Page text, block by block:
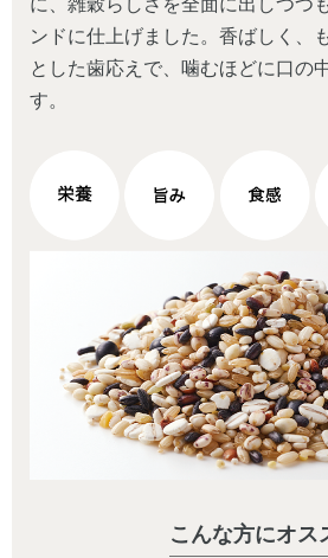
ンドに仕上げました。香ばしく、
とした歯応えで、噛むほどに口の
す。
こんな方にオス